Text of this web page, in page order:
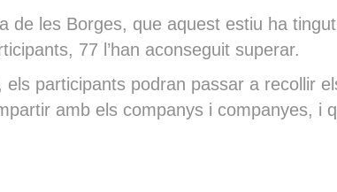
de les Borges, que aquest estiu ha
77 l’han aconseguit superar.
participants podran passar a recollir
amb els companys i companyes, i